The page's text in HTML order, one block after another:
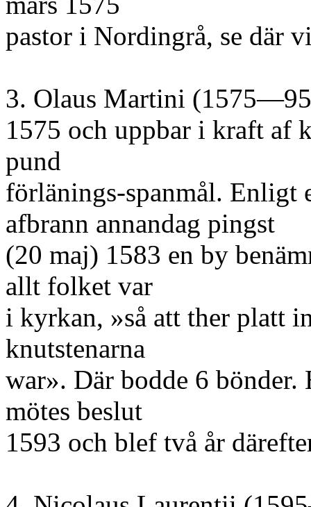
pastor i Nordingrå, se där
3. Olaus Martini
1575 och uppbar i kraft af
pund
förlänings-spanmål. Enligt
afbrann annandag pingst
(20 maj) 1583 en by
allt folket var
i kyrkan, »så att ther platt
knutstenarna
war». Där bodde 6
mötes beslut
1593 och blef två år